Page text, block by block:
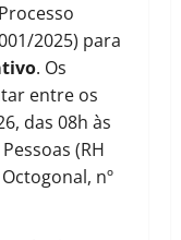
2025) para
. Os
entre os
das 08h às
(RH
nº